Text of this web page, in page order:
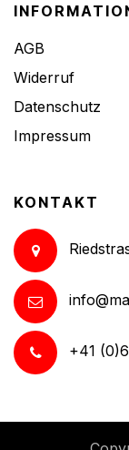
AGB
Widerruf
Datenschutz
Impressum
KONTAKT
+41